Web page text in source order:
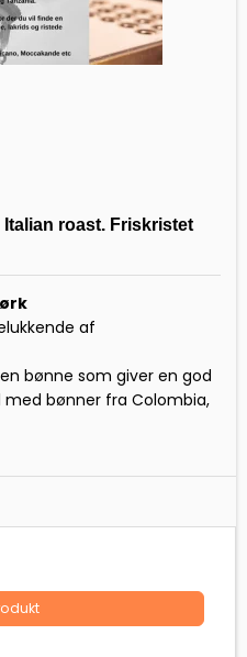
roast. Friskristet
af
bønne som giver en god
bønner fra Colombia,